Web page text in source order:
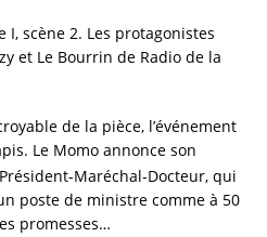
I, scène 2. Les protagonistes
et Le Bourrin de Radio de la
de la pièce, l’événement
Le Momo annonce son
Président-Maréchal-Docteur, qui
poste de ministre comme à 50
promesses…